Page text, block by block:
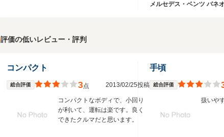
ール交
メルセデス・ベンツ バネオ
評価の低いレビュー・評判
コンパクト
総合評価 3点 2013/02/25投稿
コンパクトなボディで、小回り
が利いて、運転は楽です。良く
できたクルマだと思います。
手頃
総合評価
扱いや